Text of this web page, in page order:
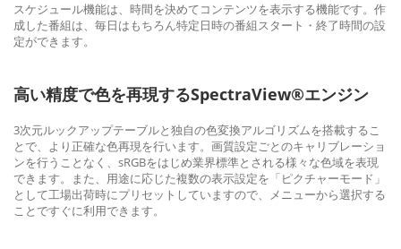
スケジュール機能は、時間を決めてコンテンツを表示する機能です。作
成した番組は、毎日はもちろん特定日時の番組スタート・終了時間の設
定ができます。
高い精度で色を再現するSpectraView®エンジン
3次元ルックアップテーブルと独自の色変換アルゴリズムを搭載するこ
とで、より正確な色再現を行います。画質設定ごとのキャリブレーショ
ンを行うことなく、sRGBをはじめ業界標準とされる様々な色域を表現
できます。また、用途に応じた複数の表示設定を「ピクチャーモード」
として工場出荷時にプリセットしていますので、メニューから選択する
ことですぐに利用できます。